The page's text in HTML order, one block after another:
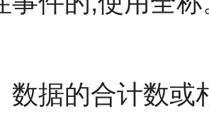
数据的合计数或